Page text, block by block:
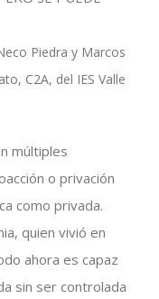
Piedra y Marcos
C2A, del IES Valle
múltiples
o privación
como privada.
quien vivió en
ahora es capaz
sin ser controlada